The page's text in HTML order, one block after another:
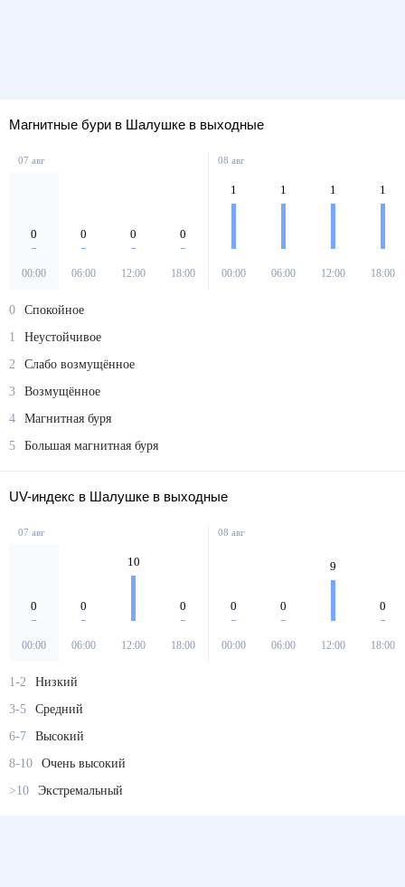
Магнитные бури в Шалушке в выходные
07 авг
0
00:00
0
06:00
0
12:00
0
18:00
08 авг
1
00:00
1
06:00
1
12:00
1
18:00
0
Спокойное
1
Неустойчивое
2
Слабо возмущённое
3
Возмущённое
4
Магнитная буря
5
Большая магнитная буря
UV-индекс в Шалушке в выходные
07 авг
0
00:00
0
06:00
10
12:00
0
18:00
08 авг
0
00:00
0
06:00
9
12:00
0
18:00
1-2
Низкий
3-5
Средний
6-7
Высокий
8-10
Очень высокий
>10
Экстремальный